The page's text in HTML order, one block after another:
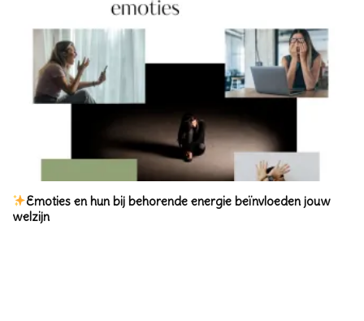
Emoties en hun bij behorende energie beïnvloeden jouw
welzijn